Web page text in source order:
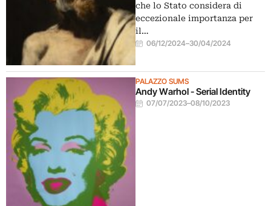
che lo Stato considera di
eccezionale importanza per
il…
06/12/2024–30/04/2024
PALAZZO SUMS
Andy Warhol - Serial Identity
07/07/2023–08/10/2023